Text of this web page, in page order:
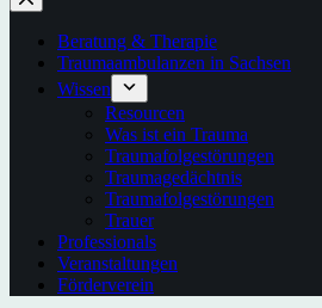
Beratung & Therapie
Traumaambulanzen in Sachsen
Wissen
Resourcen
Was ist ein Trauma
Traumafolgestörungen
Traumagedächtnis
Traumafolgestörungen
Trauer
Professionals
Veranstaltungen
Förderverein